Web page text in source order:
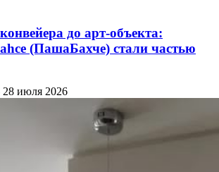
до арт-объекта:
(ПашаБахче) стали частью
28 июля 2026